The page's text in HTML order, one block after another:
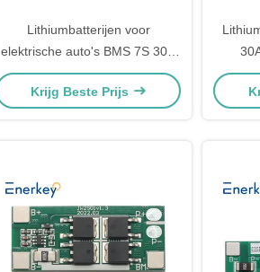
Lithiumbatterijen voor
elektrische auto's BMS 7S 30A
25.9V 29.4V Li-ionbatterijen
BMS
Krijg Beste Prijs